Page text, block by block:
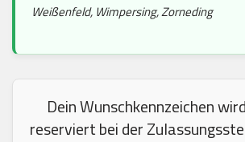
Weißenfeld, Wimpersing, Zorneding
Dein Wunschkennzeichen
reserviert bei der